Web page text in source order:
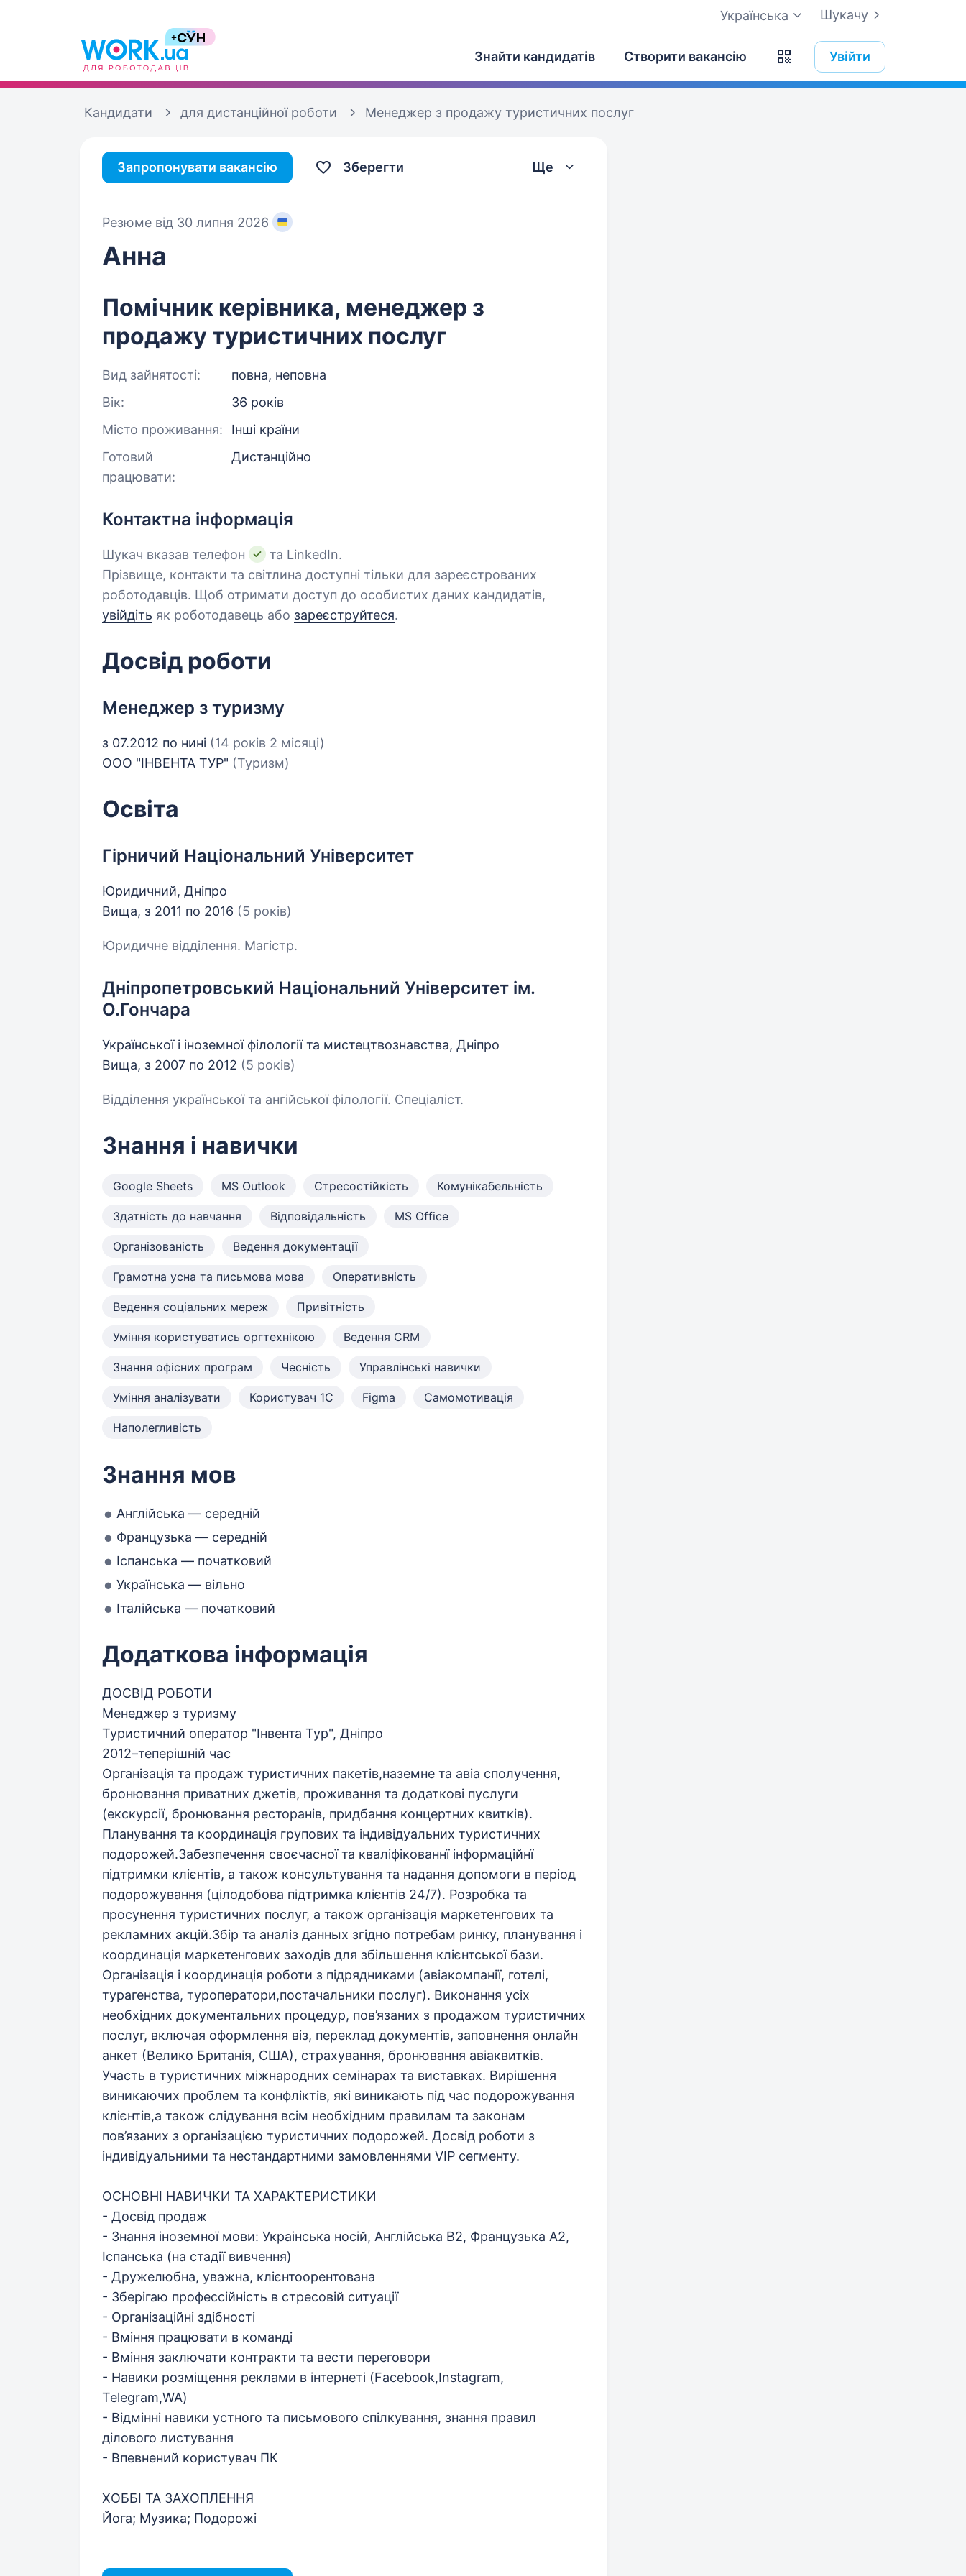
Шукачу
Українська
Знайти кандидатів Створити вакансію Увійти
Кандидати для дистанційної роботи Менеджер з продажу туристичних послуг
Запропонувати вакансію Зберегти Ще
Резюме від 30 липня 2026
Анна
Помічник керівника, менеджер з
продажу туристичних послуг
Вид зайнятості:
повна, неповна
Вік:
36 років
Місто проживання:
Інші країни
Готовий
працювати:
Дистанційно
Контактна інформація
Шукач вказав телефон
та LinkedIn.
Прізвище, контакти та світлина доступні тільки для зареєстрованих
роботодавців. Щоб отримати доступ до особистих даних кандидатів,
увійдіть як роботодавець або зареєструйтеся.
Досвід роботи
Менеджер з туризму
з 07.2012 по нині (14 років 2 місяці)
ООО "ІНВЕНТА ТУР" (Туризм)
Освіта
Гірничий Національний Університет
Юридичний, Дніпро
Вища, з 2011 по 2016 (5 років)
Юридичне відділення. Магістр.
Дніпропетровський Національний Університет ім.
О.Гончара
Української і іноземної філології та мистецтвознавства, Дніпро
Вища, з 2007 по 2012 (5 років)
Відділення української та ангійської філології. Спеціаліст.
Знання і навички
Google Sheets MS Outlook Стресостійкість Комунікабельність
Здатність до навчання Відповідальність MS Office
Організованість Ведення документації
Грамотна усна та письмова мова Оперативність
Ведення соціальних мереж Привітність
Уміння користуватись оргтехнікою Ведення CRM
Знання офісних програм Чесність Управлінські навички
Уміння аналізувати Користувач 1С Figma Самомотивація
Наполегливість
Знання мов
Англійська — середній
Французька — середній
Іспанська — початковий
Українська — вільно
Італійська — початковий
Додаткова інформація
ДОСВІД РОБОТИ
Менеджер з туризму
Туристичний оператор "Інвента Тур", Дніпро
2012–теперішній час
Організація та продаж туристичних пакетів,наземне та авіа сполучення,
бронювання приватних джетів, проживання та додаткові пуслуги
(екскурсії, бронювання ресторанів, придбання концертних квитків).
Планування та координація групових та індивідуальних туристичних
подорожей.Забезпечення своєчасної та кваліфікованнї інформаційнї
підтримки клієнтів, а також консультування та надання допомоги в період
подорожування (цілодобова підтримка клієнтів 24/7). Розробка та
просунення туристичних послуг, а також організація маркетенгових та
рекламних акцій.Збір та аналіз данных згідно потребам ринку, планування і
координація маркетенгових заходів для збільшення клієнтської бази.
Організація і координація роботи з підрядниками (авіакомпанії, готелі,
турагенства, туроператори,постачальники послуг). Виконання усіх
необхідних документальних процедур, пов’язаних з продажом туристичних
послуг, включая оформлення віз, переклад документів, заповнення онлайн
анкет (Велико Британія, США), страхування, бронювання авіаквитків.
Участь в туристичних міжнародних семінарах та виставках. Вирішення
виникаючих проблем та конфліктів, які виникають під час подорожування
клієнтів,а також слідування всім необхідним правилам та законам
пов’язаних з організацією туристичних подорожей. Досвід роботи з
індивідуальними та нестандартними замовленнями VIP сегменту.
ОСНОВНІ НАВИЧКИ ТА ХАРАКТЕРИСТИКИ
- Досвід продаж
- Знання іноземної мови: Украінська носій, Англійська В2, Французька А2,
Іспанська (на стадії вивчення)
- Дружелюбна, уважна, клієнтоорентована
- Зберігаю профессійність в стресовій ситуації
- Організаційні здібності
- Вміння працювати в команді
- Вміння заключати контракти та вести переговори
- Навики розміщення реклами в інтернеті (Facebook,Instagram,
Telegram,WA)
- Відмінні навики устного та письмового спілкування, знання правил
ділового листування
- Впевнений користувач ПК
ХОББІ ТА ЗАХОПЛЕННЯ
Йога; Музика; Подорожі